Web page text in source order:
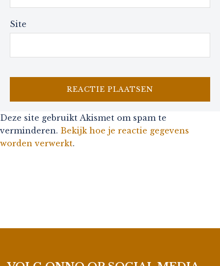
Site
Deze site gebruikt Akismet om spam te
verminderen. Bekijk hoe je reactie gegevens
worden verwerkt.